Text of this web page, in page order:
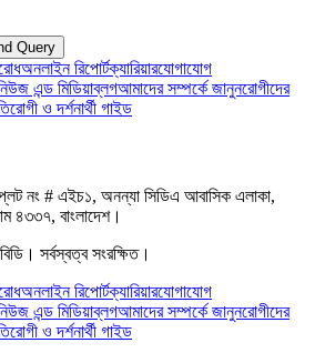
Query
অনলাইন রিপোর্টক্যারিয়ারযোগাযোগ
এন্ড মিডিয়াব্লগআমাদের সম্পর্কে জানুনরোগীদের
রোগী ও দর্শনার্থী গাইড
প্লট নং # এইচ১, অনন্যা সিডিএ আবাসিক এলাকা,
৪৩৩৭, বাংলাদেশ।
সর্বস্বত্ব সংরক্ষিত।
অনলাইন রিপোর্টক্যারিয়ারযোগাযোগ
এন্ড মিডিয়াব্লগআমাদের সম্পর্কে জানুনরোগীদের
রোগী ও দর্শনার্থী গাইড